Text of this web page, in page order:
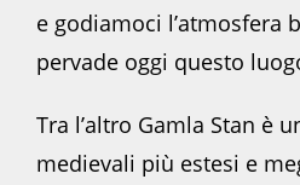
e godiamoci l’atmosfera
pervade oggi questo
Tra l’altro Gamla Stan è
medievali più estesi e